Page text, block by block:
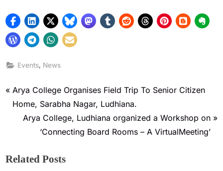
Events, News
Arya College Organises Field Trip To Senior Citizen
Home, Sarabha Nagar, Ludhiana.
Arya College, Ludhiana organized a Workshop on
‘Connecting Board Rooms – A VirtualMeeting’
Related Posts